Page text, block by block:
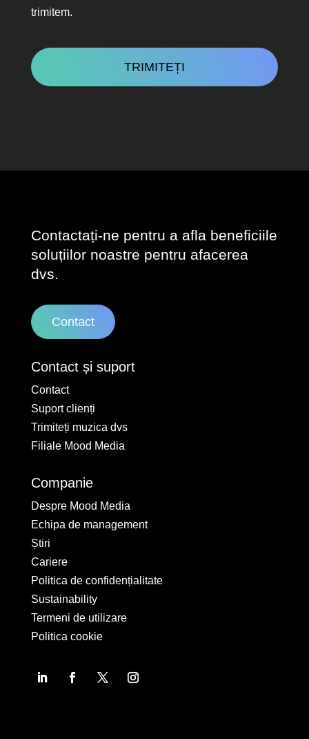
trimitem.
Contactați-ne pentru a afla beneficiile
soluțiilor noastre pentru afacerea
dvs.
Contact
Contact și suport
Contact
Suport clienți
Trimiteți muzica dvs
Filiale Mood Media
Companie
Despre Mood Media
Echipa de management
Știri
Cariere
Politica de confidențialitate
Sustainability
Termeni de utilizare
Politica cookie